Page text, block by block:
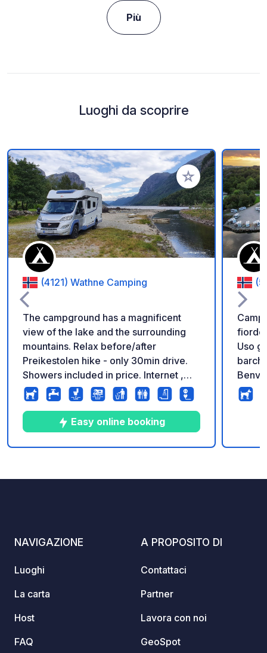
Più
Luoghi da scoprire
Aggiungi ai tuoi
(4121) Wathne Camping
The campground has a magnificent
view of the lake and the surrounding
mountains. Relax before/after
Preikestolen hike - only 30min drive.
Showers included in price. Internet ,
kayak rental ,sauna playground ,
waste/gray water disposals , laundry
Easy online booking
Camp
fiordo
Uso
delle
NAVIGAZIONE
Luoghi
La carta
Host
FAQ
A PROPOSITO DI
Contattaci
Partner
Lavora con noi
GeoSpot